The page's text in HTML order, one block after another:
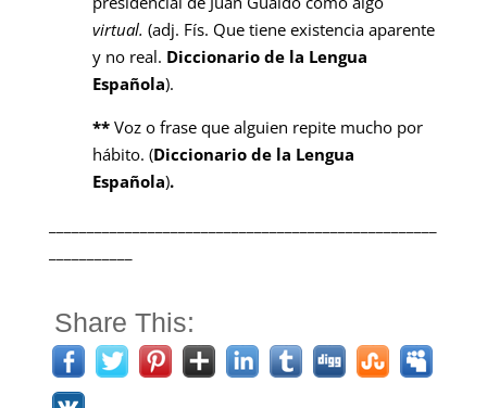
virtual. (adj. Fís. Que tiene existencia aparente
y no real. Diccionario de la Lengua
Española).
** Voz o frase que alguien repite mucho por
hábito. (Diccionario de la Lengua
Española).
Share This: